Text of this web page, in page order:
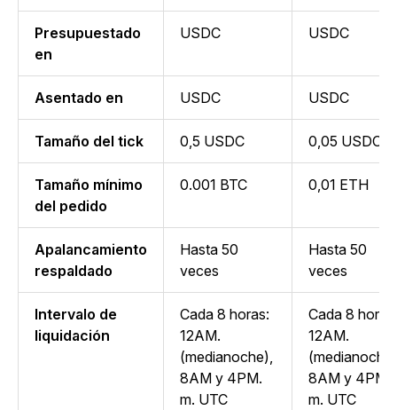
Presupuestado
en
USDC USDC
Asentado en USDC USDC
Tamaño del tick 0,5 USDC 0,05 USDC
Tamaño mínimo
del pedido
0.001 BTC 0,01 ETH
Apalancamiento
respaldado
Hasta 50
veces
Hasta 50
veces
Intervalo de
liquidación
Cada 8 horas:
12AM.
(medianoche),
8AM y 4PM.
m. UTC
Cada 8 horas:
12AM.
8AM y 4PM.
m. UTC